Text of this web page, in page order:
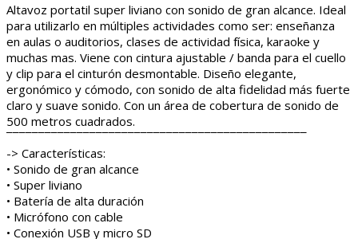
Altavoz portatil super liviano con sonido de gran alcance. Ideal
para utilizarlo en múltiples actividades como ser: enseñanza
en aulas o auditorios, clases de actividad física, karaoke y
muchas mas. Viene con cintura ajustable / banda para el cuello
y clip para el cinturón desmontable. Diseño elegante,
ergonómico y cómodo, con sonido de alta fidelidad más fuerte
claro y suave sonido. Con un área de cobertura de sonido de
500 metros cuadrados.
¯¯¯¯¯¯¯¯¯¯¯¯¯¯¯¯¯¯¯¯¯¯¯¯¯¯¯¯¯¯¯¯¯¯¯¯¯¯¯¯¯¯¯¯¯¯¯
-> Características:
• Sonido de gran alcance
• Super liviano
• Batería de alta duración
• Micrófono con cable
• Conexión USB y micro SD